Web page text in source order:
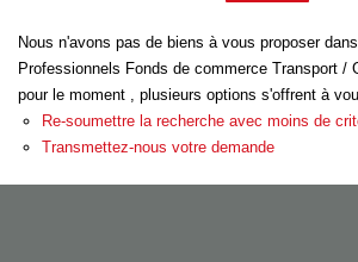
NOTRE AGENCE
Nos Actualités
Nous n'avons pas de biens à vous proposer
Professionnels Fonds de commerce Transport /
pour le moment , plusieurs options s'offrent à
Re-soumettre la recherche avec moins de
Transmettez-nous votre demande